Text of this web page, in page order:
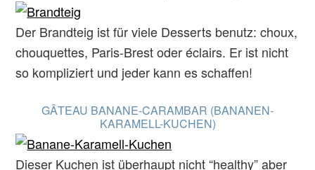
Der Brandteig ist für viele Desserts benutz: choux,
chouquettes, Paris-Brest oder éclairs. Er ist nicht
so kompliziert und jeder kann es schaffen!
GÂTEAU BANANE-CARAMBAR (BANANEN-
KARAMELL-KUCHEN)
Dieser Kuchen ist überhaupt nicht “healthy” aber